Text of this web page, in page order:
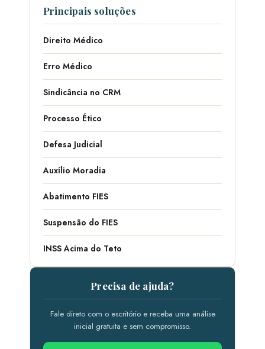
Principais soluções
Direito Médico
Erro Médico
Sindicância no CRM
Processo Ético
Defesa Judicial
Auxílio Moradia
Abatimento FIES
Suspensão do FIES
INSS Acima do Teto
Precisa de ajuda?
Fale direto com o escritório e receba uma análise
inicial gratuita e sem compromisso.